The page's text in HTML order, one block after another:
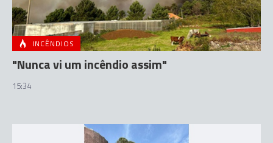
INCÊNDIOS
"Nunca vi um incêndio assim"
15:34